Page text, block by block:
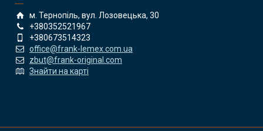
м. Тернопіль, вул. Лозовецька, 30
+380352521967
+380673514323
office@frank-lemex.com.ua
zbut@frank-original.com
Знайти на карті